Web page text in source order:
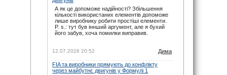
noteyu: maxizh, сорі, прикро звісно. Але
календар додається ще навесні. І буває так,
що під час сезону на офіційному сайті
вносяться зміни вже в ході сезону. Не за
всім вдається слідкувати.
29.11.25 22:02
бо орієнтувався на помилковий час який
взагалі приберіть час початку змагань!
29.11.25 17:02
А як це допоможе надійності? Збільшення
кількості використаних елементів допоможе
лише виробнику робити простіші елементи.
P. s.: тут був іннший аргумент, але я бухий
його забув, хоча помилки виправив.
12.07.2026 20:52 Дима
FIA та виробники прямують до конфлікту
через майбутнє двигунів у Формулі 1